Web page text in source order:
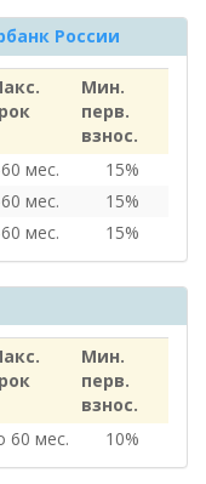
России
Мин.
перв.
взнос.
мес.
15%
мес.
15%
мес. 15%
Мин.
перв.
взнос.
60 мес. 10%